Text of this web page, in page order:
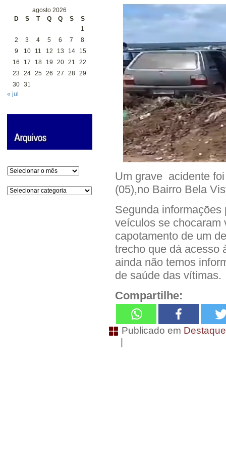
agosto 2026
D
S T Q Q S
S
1
2
3 4 5 6 7
8
9
10 11 12 13 14
15
16
17 18 19 20 21
22
23
24 25 26 27 28 29
30 31
« jul
Arquivos
Categorias
Um grave acidente
(05),no Bairro Bela
Segunda
veículos se chocaram
capotamento de um
trecho que dá acesso
ainda não temos
de saúde das vítimas.
Compartilhe:
Publicado em
|